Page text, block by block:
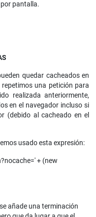
pantalla.
quedar cacheados en
una petición para
realizada anteriormente,
en el navegador incluso si
(debido al cacheado en el
usado esta expresión:
+ (new
añade una terminación